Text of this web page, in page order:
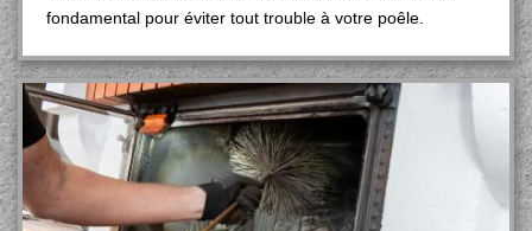
fondamental pour éviter tout trouble à votre poêle.